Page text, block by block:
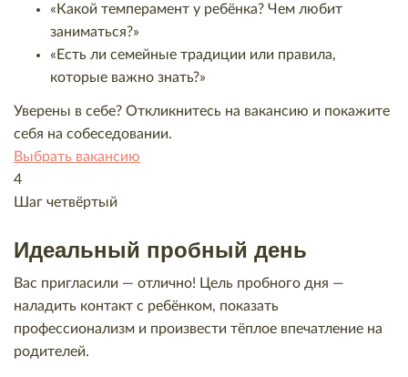
«Какой темперамент у ребёнка? Чем любит
заниматься?»
«Есть ли семейные традиции или правила,
которые важно знать?»
Уверены в себе? Откликнитесь на вакансию и покажите
себя на собеседовании.
Выбрать вакансию
4
Шаг четвёртый
Идеальный пробный день
Вас пригласили — отлично! Цель пробного дня —
наладить контакт с ребёнком, показать
профессионализм и произвести тёплое впечатление на
родителей.